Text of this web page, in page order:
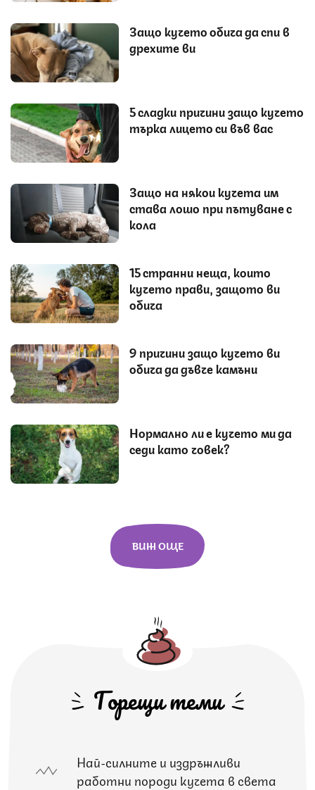
Защо кучето обича да спи в
дрехите ви
5 сладки причини защо кучето
търка лицето си във вас
Защо на някои кучета им
става лошо при пътуване с
кола
15 странни неща, които
кучето прави, защото ви
обича
9 причини защо кучето ви
обича да дъвче камъни
Нормално ли е кучето ми да
седи като човек?
ВИЖ ОЩЕ
Горещи теми
Най-силните и издръжливи
работни породи кучета в света